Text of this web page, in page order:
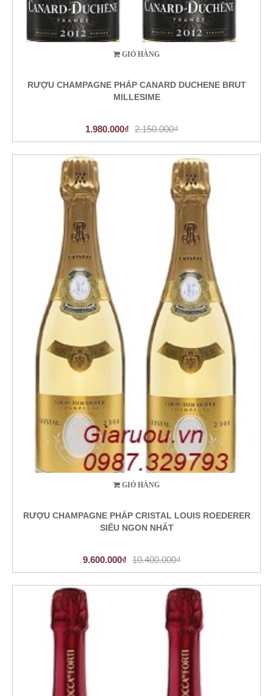
GIỎ HÀNG
RƯỢU CHAMPAGNE PHÁP CANARD DUCHENE BRUT
MILLESIME
1.980.000₫ 2.150.000₫
GIỎ HÀNG
RƯỢU CHAMPAGNE PHÁP CRISTAL LOUIS ROEDERER
SIÊU NGON NHẤT
9.600.000₫ 10.400.000₫